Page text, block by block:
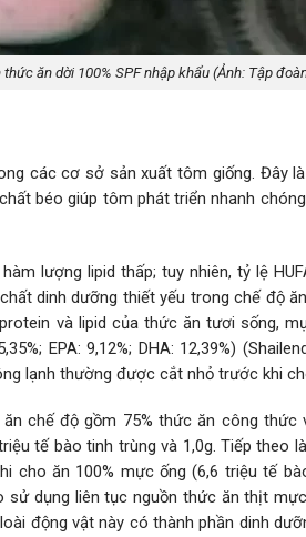
ăn dời 100% SPF nhập khẩu (Ảnh: Tập
các cơ sở sản xuất tôm giống. Đây
béo giúp tôm phát triển nhanh
lượng lipid thấp; tuy nhiên, tỷ lệ
dinh dưỡng thiết yếu trong chế độ
và lipid của thức ăn tươi sống,
EPA: 9,12%; DHA: 12,39%)
lạnh thường được cắt nhỏ trước khi
chế độ gồm 75% thức ăn công thức
tế bào tinh trùng và 1,0g. Tiếp theo
cho ăn 100% mực ống (6,6 triệu tế
dụng liên tục nguồn thức ăn thịt
động vật này có thành phần dinh